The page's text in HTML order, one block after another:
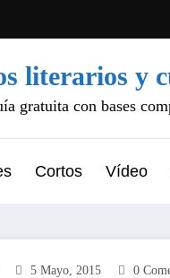
literarios y
gratuita con bases
Cortos Vídeo
5 Mayo, 2015 0